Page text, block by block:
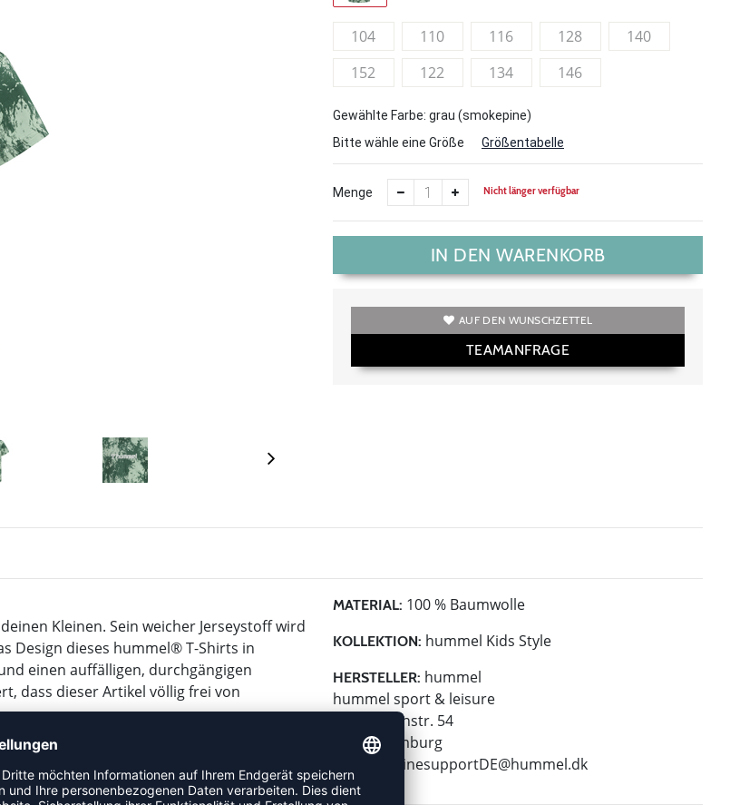
104 110 116 128
140
152
122 134 146
Gewählte Farbe: grau (smokepine)
Bitte wähle eine Größe
Größentabelle
Menge Nicht länger verfügbar
IN DEN WARENKORB
AUF DEN WUNSCHZETTEL
TEAMANFRAGE
Kleinen. Sein weicher Jerseystoff wird
Design dieses hummel® T-Shirts in
einen auffälligen, durchgängigen
dass dieser Artikel völlig frei von
MATERIAL: 100 % Baumwolle
KOLLEKTION: hummel Kids Style
HERSTELLER: hummel
hummel sport & leisure
Leverkusenstr. 54
22761 Hamburg
onlinesupportDE@hummel.dk